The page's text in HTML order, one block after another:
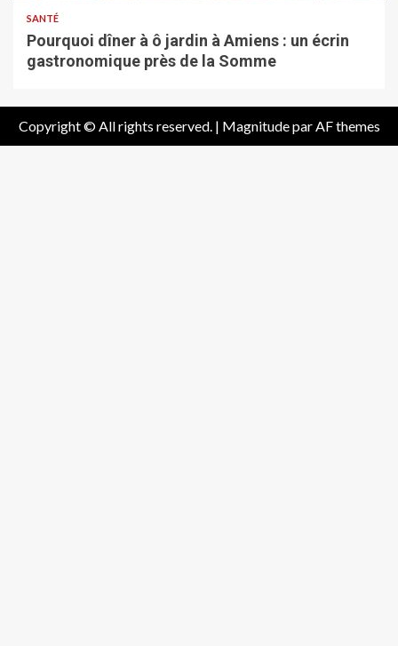
SANTÉ
Pourquoi dîner à ô jardin à Amiens : un écrin
gastronomique près de la Somme
Copyright © All rights reserved. | Magnitudepar AF themes